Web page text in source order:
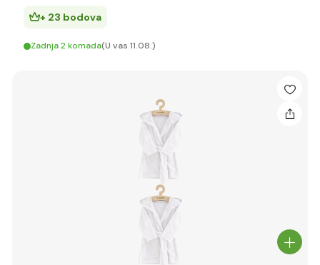
+ 23 bodova
Zadnja 2 komada(U vas 11.08.)